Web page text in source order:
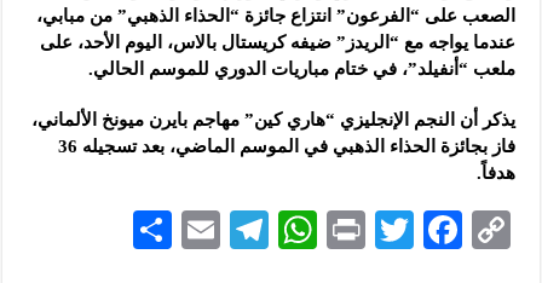
الصعب على “الفرعون” انتزاع جائزة “الحذاء الذهبي” من مبابي،
عندما يواجه مع “الريدز” ضيفه كريستال بالاس، اليوم الأحد، على
ملعب “أنفيلد”، في ختام مباريات الدوري للموسم الحالي.
يذكر أن النجم الإنجليزي “هاري كين” مهاجم بايرن ميونخ الألماني،
فاز بجائزة الحذاء الذهبي في الموسم الماضي، بعد تسجيله 36
هدفاً.
C
F
T
P
W
Te
E